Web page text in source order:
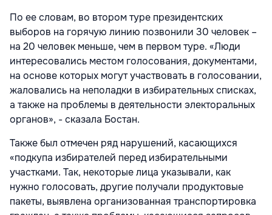
По ее словам, во втором туре президентских
выборов на горячую линию позвонили 30 человек –
на 20 человек меньше, чем в первом туре. «Люди
интересовались местом голосования, документами,
на основе которых могут участвовать в голосовании,
жаловались на неполадки в избирательных списках,
а также на проблемы в деятельности электоральных
органов», - сказала Бостан.
Также был отмечен ряд нарушений, касающихся
«подкупа избирателей перед избирательными
участками. Так, некоторые лица указывали, как
нужно голосовать, другие получали продуктовые
пакеты, выявлена организованная транспортировка